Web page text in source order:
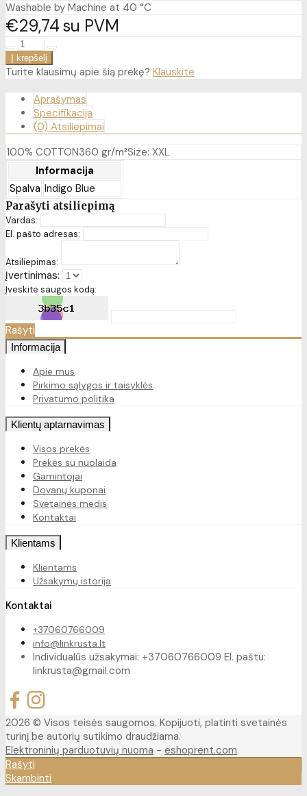
Washable by Machine at 40 °C
€2974su PVM
Turite klausimų apie šią prekę? Klauskite
Aprašymas
Specifikacija
(0) Atsiliepimai
100% COTTON360 gr/m²Size: XXL
Informacija
Spalva Indigo Blue
Parašyti atsiliepimą
Vardas:
El. pašto adresas:
Atsiliepimas:
Įvertinimas:
Įveskite saugos kodą:
Rašyti
Informacija
Apie mus
Pirkimo sąlygos ir taisyklės
Privatumo politika
Klientų aptarnavimas
Visos prekės
Prekės su nuolaida
Gamintojai
Dovanų kuponai
Svetainės medis
Kontaktai
Klientams
Klientams
Užsakymų istorija
Kontaktai
+37060766009
info@linkrusta.lt
Individualūs užsakymai: +37060766009 El. paštu:
linkrusta@gmail.com
2026 © Visos teisės saugomos. Kopijuoti, platinti svetainės
turinį be autorių sutikimo draudžiama.
Elektroninių parduotuvių nuoma - eshoprent.com
Rašyti
Skambinti